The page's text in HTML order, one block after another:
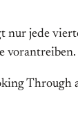
nur jede
Through